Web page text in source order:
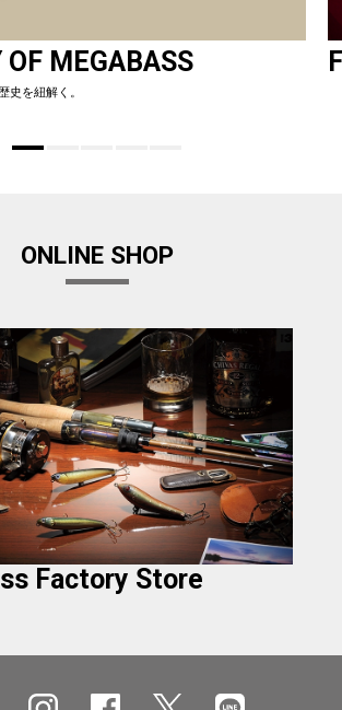
OF MEGABASS
史を紐解く。
ONLINE SHOP
Factory Store